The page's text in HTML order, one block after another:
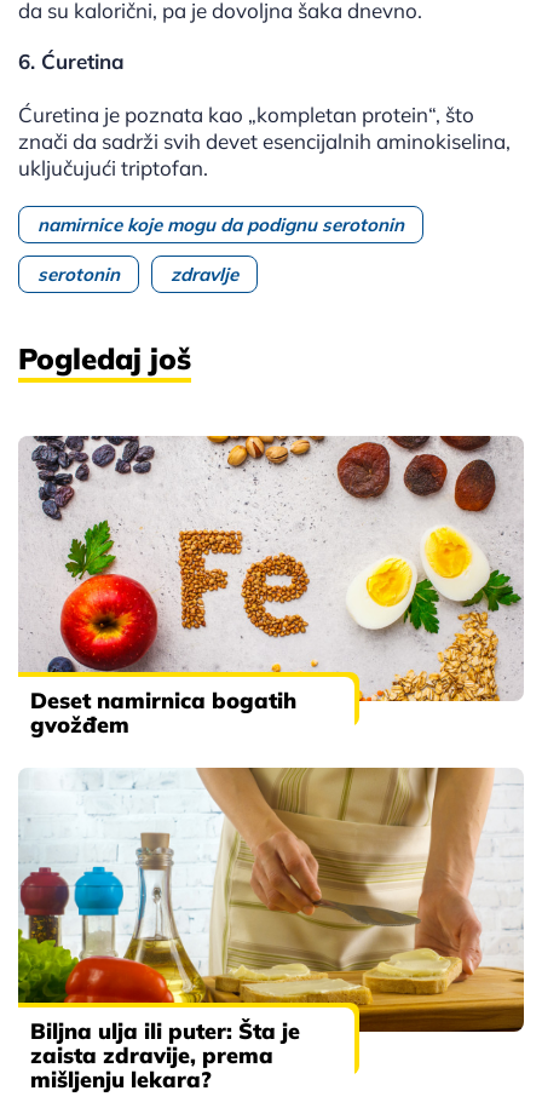
da su kalorični, pa je dovoljna šaka dnevno.
6. Ćuretina
Ćuretina je poznata kao „kompletan protein“, što
znači da sadrži svih devet esencijalnih aminokiselina,
uključujući triptofan.
namirnice koje mogu da podignu serotonin
serotonin zdravlje
Pogledaj još
Deset namirnica bogatih
gvožđem
Biljna ulja ili puter: Šta je
zaista zdravije, prema
mišljenju lekara?